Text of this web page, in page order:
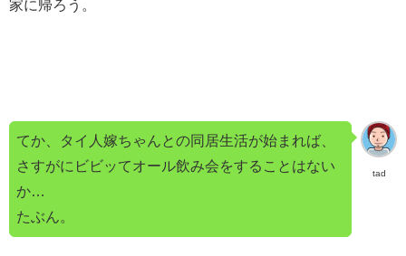
家に帰ろう。
tad
てか、タイ人嫁ちゃんとの同居生活が始まれば、
さすがにビビッてオール飲み会をすることはない
か…
たぶん。